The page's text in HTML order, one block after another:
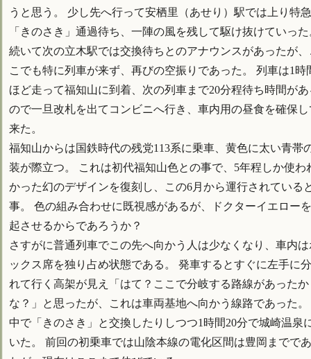
うと思う。 少し先へ行って安栖里（あせり）駅では上り特
「きのさき」通過待ち、一陣の風を残して駆け抜けていっ
続いて次の立木駅では交換待ちとのアナウンスがあったが、
こでも特に列車が来ず、再びの空振りであった。 列車は1時
ほど走って福知山に到着、次の列車まで20分程待ち時間があ
ので一旦改札を出てコンビニへ行き、車内用の昼食を確保し
来た。
福知山からは国鉄時代の残党113系に乗車、黄色に太い青帯
装が際立つ。 これは初代福知山色との事で、5年程しか使わ
かった幻のデザインを復刻し、この6月から運行されている
事。 色の組み合わせに既視感があるが、ドクターイエロー
起させるからであろうか？
さすがに普通列車でこの先へ向かう人は少なくなり、車内は
ックス席を独り占め状態である。 発車するとすぐに左手に
れて行く高架が見え「はて？ここで分岐する路線があったか
な？」と思ったが、これは車両基地へ向かう線路であった。
中で「きのさき」と交換したりしつつ1時間20分で城崎温泉
いた。 前回の初乗車では山陰本線の電化区間は豊岡までで